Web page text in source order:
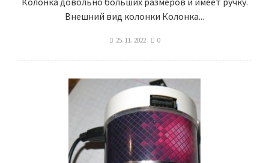
Внешний вид колонки Колонка...
25. 11. 2022 0